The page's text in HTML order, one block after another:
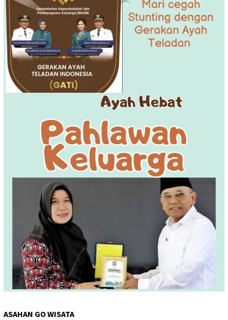
ASAHAN GO WISATA